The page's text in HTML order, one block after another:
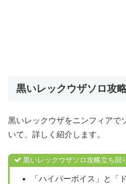
黒いレックウザソロ攻
黒いレックウザをニンフィアで
いて、詳しく紹介します。
黒いレックウザソロ攻略立ち回
「ハイパーボイス」と「